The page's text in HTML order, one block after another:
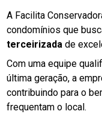
A Facilita
condomínios que
terceirizada de
Com uma equipe
última geração, a
contribuindo para o
frequentam o local.